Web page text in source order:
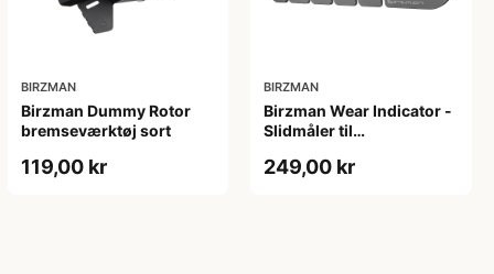
BIRZMAN
Birzman Dummy Rotor
bremseværktøj sort
119,00 kr
BIRZMAN
Birzman Wear Indicator -
Slidmåler til
249,00 kr